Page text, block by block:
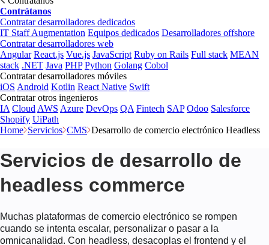
Contrátanos
Contratar desarrolladores dedicados
IT Staff Augmentation Equipos dedicados Desarrolladores offshore
Contratar desarrolladores web
Angular React.js Vue.js JavaScript Ruby on Rails Full stack MEAN
stack .NET Java PHP Python Golang Cobol
Contratar desarrolladores móviles
iOS Android Kotlin React Native Swift
Contratar otros ingenieros
IA Cloud AWS Azure DevOps QA Fintech SAP Odoo Salesforce
Shopify UiPath
Home Servicios CMS Desarrollo de comercio electrónico Headless
Servicios de desarrollo de
headless commerce
Muchas plataformas de comercio electrónico se rompen
cuando se intenta escalar, personalizar o pasar a la
omnicanalidad. Con headless, desacoplas el frontend y el